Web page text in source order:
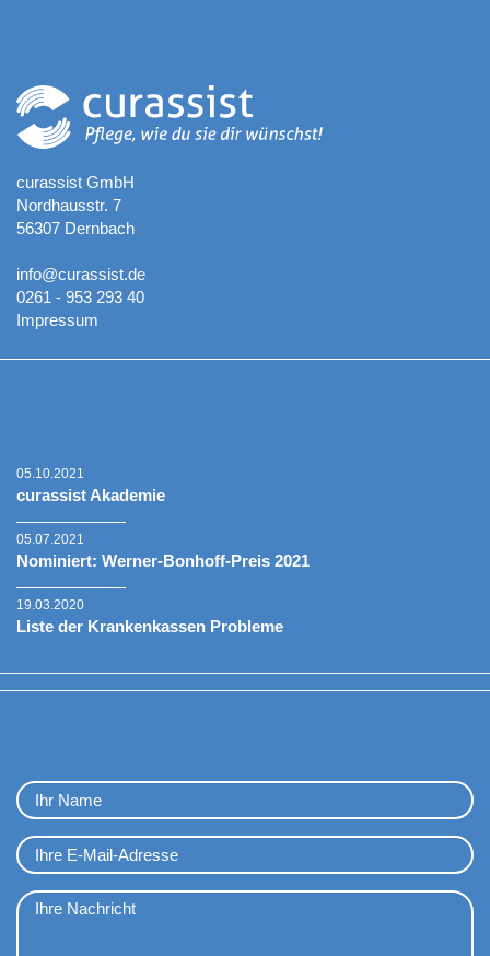
curassist GmbH
Nordhausstr. 7
56307 Dernbach
info@curassist.de
0261 - 953 293 40
Impressum
05.10.2021
curassist Akademie
05.07.2021
Nominiert: Werner-Bonhoff-Preis 2021
19.03.2020
Liste der Krankenkassen Probleme